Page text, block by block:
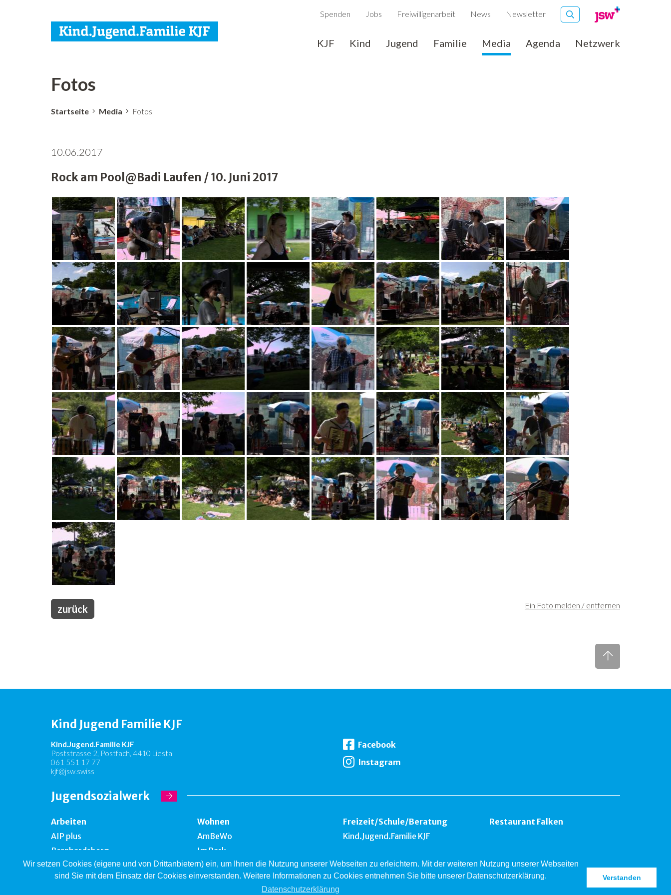
Wir setzen Cookies (eigene und von Drittanbietern) ein, um Ihnen die Nutzung unserer Webseiten zu erleichtern. Mit der weiteren Nutzung unserer Webseiten
sind Sie mit dem Einsatz der Cookies einverstanden. Weitere Informationen zu Cookies entnehmen Sie bitte unserer Datenschutzerklärung.
Datenschutzerklärung
Verstanden
Spenden Jobs Freiwilligenarbeit News Newsletter
KJF Kind Jugend Familie Media Agenda Netzwerk
Fotos
Startseite Media Fotos
10.06.2017
Rock am Pool@Badi Laufen / 10. Juni 2017
Ein Foto melden / entfernen
zurück
Kind Jugend Familie KJF
Kind.Jugend.Familie KJF
Poststrasse 2, Postfach, 4410 Liestal
061 551 17 77
kjf@jsw.swiss
Facebook
Instagram
Jugendsozialwerk
Arbeiten
AIP plus
Bernhardsberg
Take off
Brockenhallen
Wohnen
AmBeWo
Im Park
Falkennest
Bernhardsberg
Freizeit/Schule/Beratung
Kind.Jugend.Familie KJF
Restaurant Falken